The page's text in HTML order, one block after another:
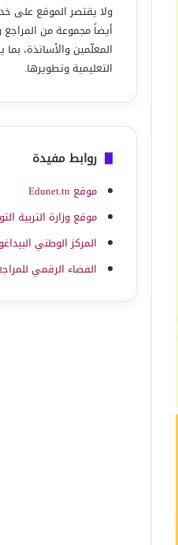
ولا يقتصر الموقع على
أيضاً مجموعة من المراجع
المعلّمين والأساتذة،
التعليمية وتطويرها.
روابط مفيدة
موقع Edunet.tn
موقع وزارة التربية
المركز الوطني
الفضاء الرقمي